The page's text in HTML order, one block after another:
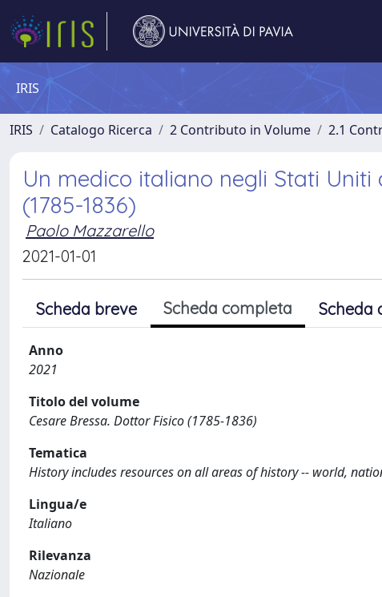
IRIS
IRIS Catalogo Ricerca 2 Contributo in Volume 2.1
Un medico italiano negli Stati Uniti
(1785-1836)
Paolo Mazzarello
2021-01-01
Scheda breve Scheda completa Scheda
Anno
2021
Titolo del volume
Cesare Bressa. Dottor Fisico (1785-1836)
Tematica
History includes resources on all areas of history -- world,
Lingua/e
Italiano
Rilevanza
Nazionale